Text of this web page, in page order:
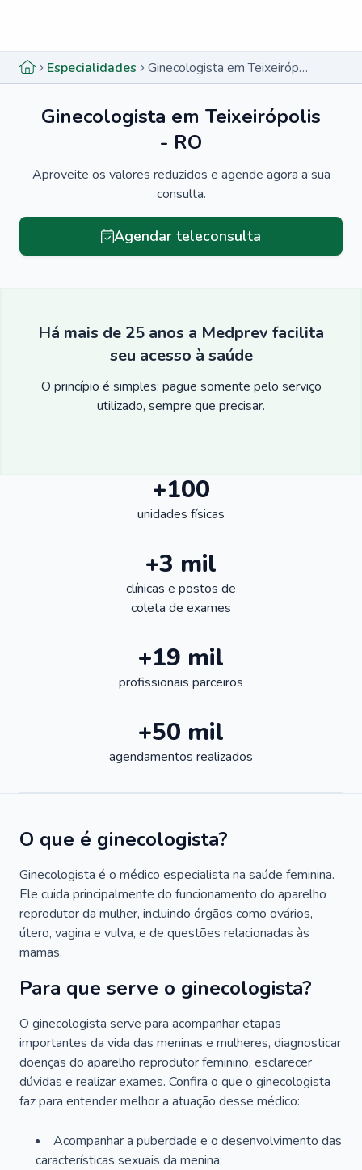
Especialidades Ginecologista em Teixeirópolis - RO
Ginecologista em Teixeirópolis
- RO
Aproveite os valores reduzidos e agende agora a sua
consulta.
Agendar teleconsulta
Há mais de 25 anos a Medprev facilita
seu acesso à saúde
O princípio é simples: pague somente pelo serviço
utilizado, sempre que precisar.
+100
unidades físicas
+3 mil
clínicas e postos de
coleta de exames
+19 mil
profissionais parceiros
+50 mil
agendamentos realizados
O que é ginecologista?
Ginecologista é o médico especialista na saúde feminina.
Ele cuida principalmente do funcionamento do aparelho
reprodutor da mulher, incluindo órgãos como ovários,
útero, vagina e vulva, e de questões relacionadas às
mamas.
Para que serve o ginecologista?
O ginecologista serve para acompanhar etapas
importantes da vida das meninas e mulheres, diagnosticar
doenças do aparelho reprodutor feminino, esclarecer
dúvidas e realizar exames. Confira o que o ginecologista
faz para entender melhor a atuação desse médico:
Acompanhar a puberdade e o desenvolvimento das
características sexuais da menina;